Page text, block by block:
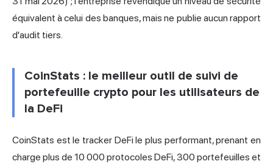
équivalent à celui des banques, mais ne publie aucun rapport
d'audit tiers.
CoinStats : le meilleur outil de suivi de
portefeuille crypto pour les utilisateurs de
la DeFi
CoinStats est le tracker DeFi le plus performant, prenant en
charge plus de 10 000 protocoles DeFi, 300 portefeuilles et